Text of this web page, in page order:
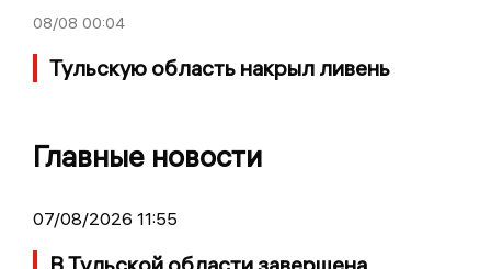
08/08 00:04
Тульскую область накрыл ливень
Главные новости
07/08/2026 11:55